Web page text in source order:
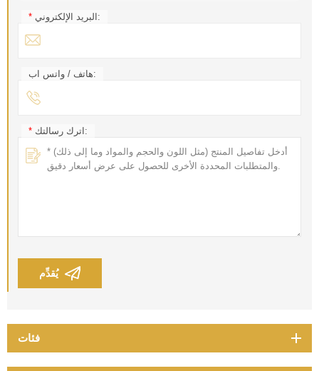
* البريد الإلكتروني:
هاتف / واتس اب:
* اترك رسالتك:
يُقدِّم
فئات